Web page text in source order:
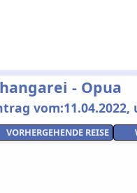
- Opua
vom:11.04.2022,
VORHERGEHENDE REISE